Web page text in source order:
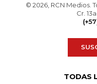
© 2026, RCN Medios.
Cr.
TODAS